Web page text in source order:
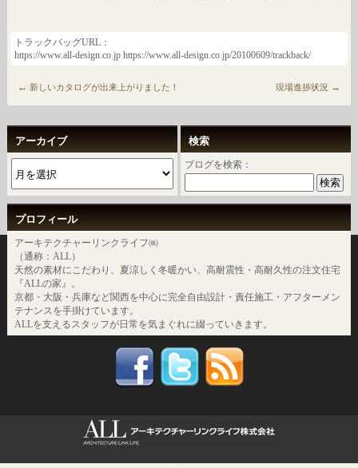
トラックバッグURL：
https://www.all-design.co.jp https://www.all-design.co.jp/20100609/trackback/
← 新しいカタログが出来上がりました！ 現場進捗状況 →
アーカイブ 検索
ブログを検索：
プロフィール
アーキテクチャーリンクライフ㈱
（通称：ALL）
天然の素材にこだわり、夏涼しく冬暖かい、高耐震性・高耐久性の注文住宅
『ALLの家』。
京都・大阪・兵庫など関西を中心に完全自由設計・責任施工・アフターメン
テナンスを手掛けています。
ALLを支えるスタッフが日常を気まぐれに綴っていきます。